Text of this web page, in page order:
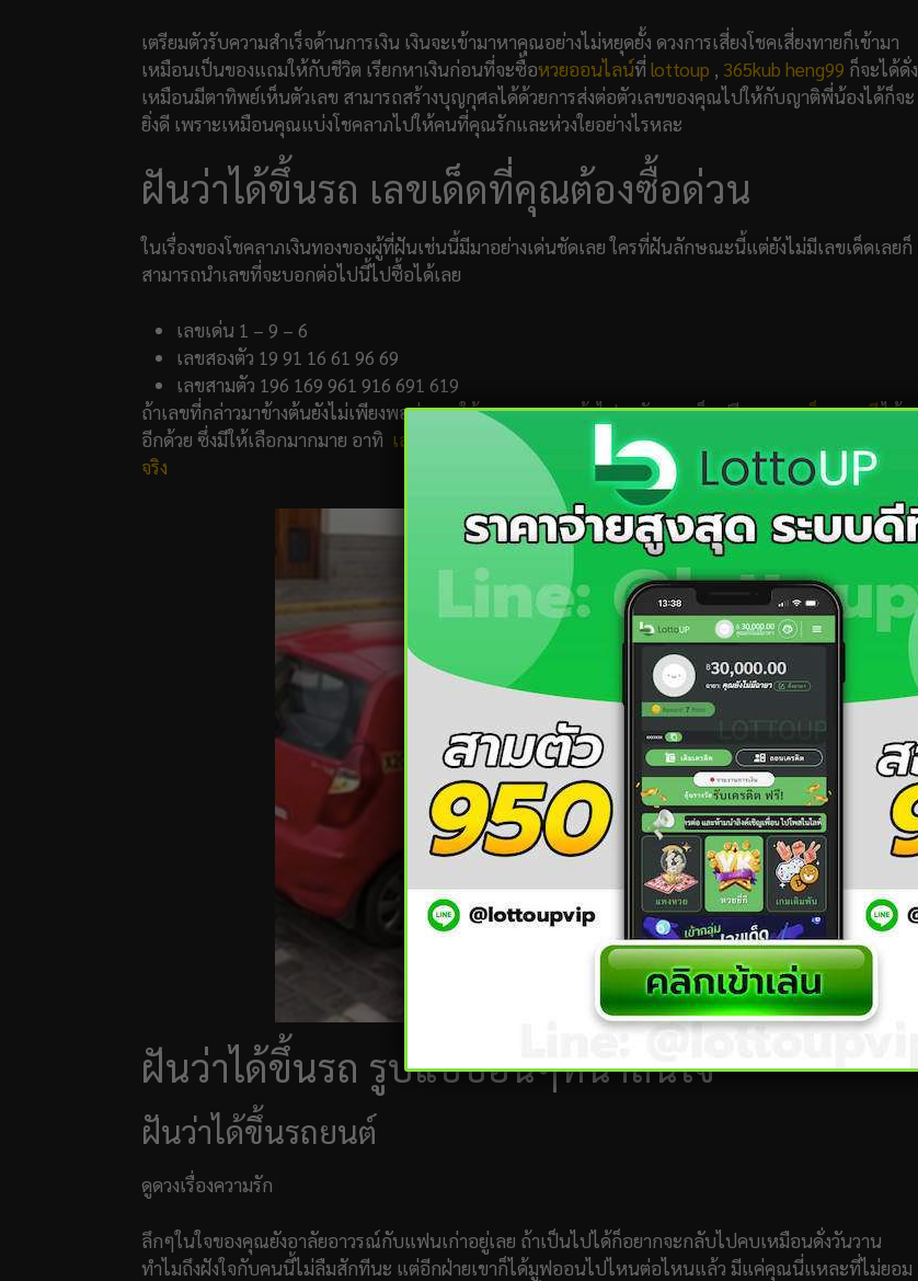
เตรียมตัวรับความสำเร็จด้านการเงิน เงินจะเข้ามาหาคุณอย่างไม่หยุดยั้ง ดวงการเสี่ยงโชคเสี่ยงทายก็เข้ามา
เหมือนเป็นของแถมให้กับชีวิต เรียกหาเงินก่อนที่จะซื้อหวยออนไลน์ที่ lottoup , 365kub heng99 ก็จะได้ดั่ง
เหมือนมีตาทิพย์เห็นตัวเลข สามารถสร้างบุญกุศลได้ด้วยการส่งต่อตัวเลขของคุณไปให้กับญาติพี่น้องได้ก็จะ
ยิ่งดี เพราะเหมือนคุณแบ่งโชคลาภไปให้คนที่คุณรักและห่วงใยอย่างไรหละ
ฝันว่าได้ขึ้นรถ เลขเด็ดที่คุณต้องซื้อด่วน
ในเรื่องของโชคลาภเงินทองของผู้ที่ฝันเช่นนี้มีมาอย่างเด่นชัดเลย ใครที่ฝันลักษณะนี้แต่ยังไม่มีเลขเด็ดเลยก็
สามารถนำเลขที่จะบอกต่อไปนี้ไปซื้อได้เลย
เลขเด่น 1 – 9 – 6
เลขสองตัว 19 91 16 61 96 69
เลขสามตัว 196 169 961 916 691 619
ถ้าเลขที่กล่าวมาข้างต้นยังไม่เพียงพอต่อการใช้งาน สามารถเข้าไปขอรับเลขเด็ดฟรีจากทางเว็บเศรษฐีได้
อีกด้วย ซึ่งมีให้เลือกมากมาย อาทิ เลขไทยรัฐ เลขนางฟ้าให้โชค เลขนกตาทิพย์
จริง
ฝันว่าได้ขึ้นรถ รูปแบบอื่นๆที่น่าสนใจ
ฝันว่าได้ขึ้นรถยนต์
ดูดวงเรื่องความรัก
ลึกๆในใจของคุณยังอาลัยอาวรณ์กับแฟนเก่าอยู่เลย ถ้าเป็นไปได้ก็อยากจะกลับไปคบเหมือนดั่งวันวาน
ทำไมถึงฝังใจกับคนนี้ไม่ลืมสักทีนะ แต่อีกฝ่ายเขาก็ได้มูฟออนไปไหนต่อไหนแล้ว มีแค่คุณนี่แหละที่ไม่ยอม